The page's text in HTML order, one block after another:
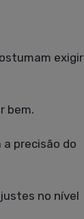
exigir
bem.
precisão do
no nível